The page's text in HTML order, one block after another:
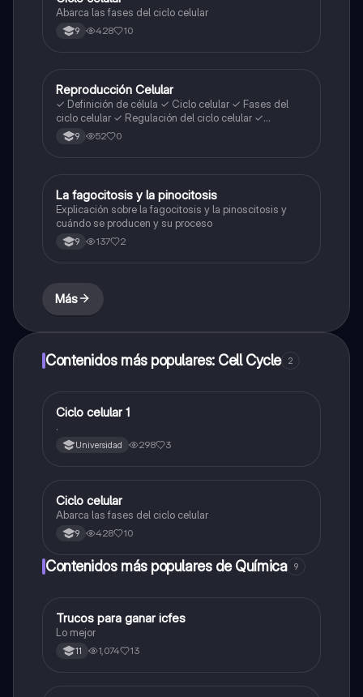
Abarca las fases del ciclo celular
9 428 10
Biologia
Reproducción Celular
✓ Definición de célula ✓ Ciclo celular ✓ Fases del
ciclo celular ✓ Regulación del ciclo celular ✓
Importancia del ciclo celular ✓ Tipos de reproducción
celular ✓ La mitosis y sus fases ✓ Vocabulario
9 52 0
Biologia
La fagocitosis y la pinocitosis
Explicación sobre la fagocitosis y la pinoscitosis y
cuándo se producen y su proceso
9 137 2
Más
Contenidos más populares: Cell Cycle 2
Biologia
Ciclo celular 1
.
Universidad 298 3
Biologia
Ciclo celular
Abarca las fases del ciclo celular
9 428 10
Contenidos más populares de Química 9
Química
Trucos para ganar icfes
Lo mejor
11 1,074 13